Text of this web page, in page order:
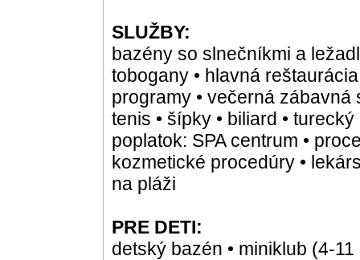
SLUŽBY:
bazény so slnečníkmi a
tobogany • hlavná
programy • večerná zábavná
tenis • šípky • biliard •
poplatok: SPA centrum •
kozmetické procedúry •
na pláži
PRE DETI:
detský bazén • miniklub (4-